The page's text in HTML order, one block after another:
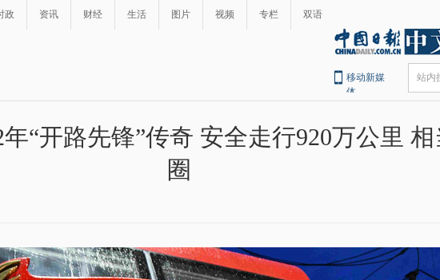
政 资讯 财经 生活 图片 视频 专栏 双语
移动新媒
体
站内
“开路先锋”传奇 安全走行920万公里
圈